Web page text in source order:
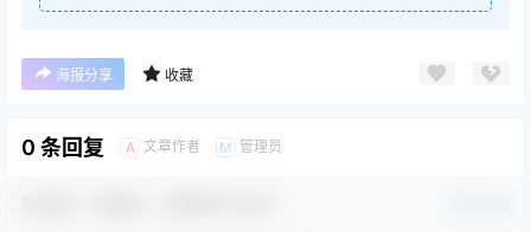
海报分享 收藏
0 条回复 A 文章作者 M 管理员